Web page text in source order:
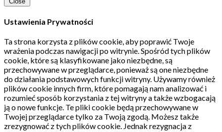
Ustawienia Prywatności
Ta strona korzysta z plików cookie, aby poprawić Twoje
wrażenia podczas nawigacji po witrynie.Spośród tych plików
cookie, które są klasyfikowane jako niezbędne, są
przechowywane w przeglądarce, ponieważ są one niezbędne
do działania podstawowych funkcji witryny. Używamy również
plików cookie innych firm, które pomagają nam analizować i
rozumieć sposób korzystania z tej witryny a także wzbogacają
ją o nowe funkcje. Te pliki cookie będą przechowywane w
Twojej przeglądarce tylko za Twoją zgodą. Możesz także
zrezygnować z tych plików cookie. Jednak rezygnacja z